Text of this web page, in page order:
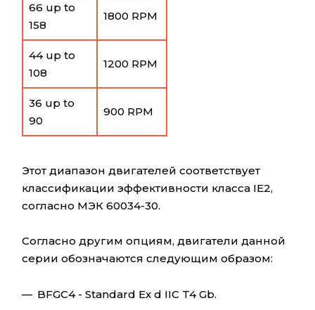
66 up to
158
1800 RPM
44 up to
108
1200 RPM
36 up to
90
900 RPM
Этот диапазон двигателей соответствует
классификации эффективности класса IE2,
согласно МЭК 60034-30.
Согласно другим опциям, двигатели данной
серии обозначаются следующим образом:
BFGC4 - Standard Ex d IIC T4 Gb.